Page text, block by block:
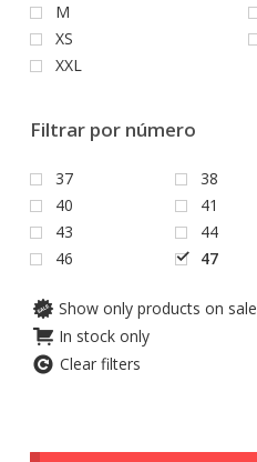
M
XS
XXL
Filtrar por número
37 38
40
41
43
44
46
47
Show only products on sale
In stock only
Clear filters